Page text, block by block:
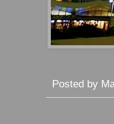
Posted by